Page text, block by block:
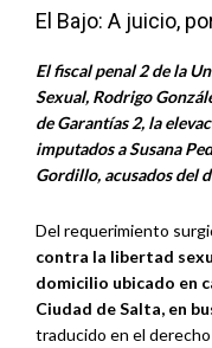
El Bajo: A juicio,
El fiscal penal 2 de la
Sexual, Rodrigo
de Garantías 2, la
imputados a Susana
Gordillo, acusados del
Del requerimiento
contra la libertad
domicilio ubicado en
Ciudad de Salta, en
traducido en el